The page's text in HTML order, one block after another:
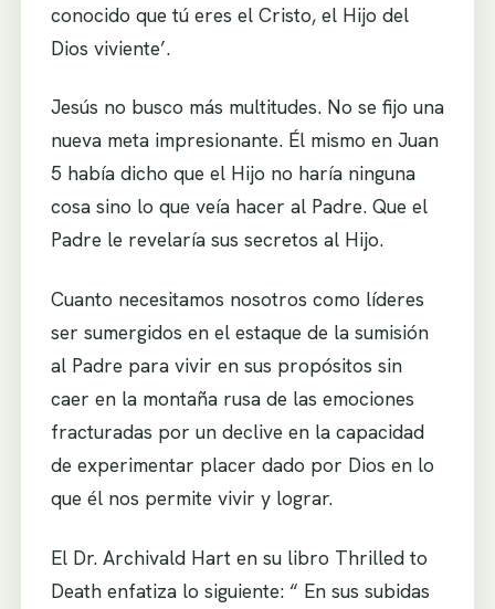
conocido que tú eres el Cristo, el Hijo del
Dios viviente’.
Jesús no busco más multitudes. No se fijo una
nueva meta impresionante. Él mismo en Juan
5 había dicho que el Hijo no haría ninguna
cosa sino lo que veía hacer al Padre. Que el
Padre le revelaría sus secretos al Hijo.
Cuanto necesitamos nosotros como líderes
ser sumergidos en el estaque de la sumisión
al Padre para vivir en sus propósitos sin
caer en la montaña rusa de las emociones
fracturadas por un declive en la capacidad
de experimentar placer dado por Dios en lo
que él nos permite vivir y lograr.
El Dr. Archivald Hart en su libro Thrilled to
Death enfatiza lo siguiente: “ En sus subidas